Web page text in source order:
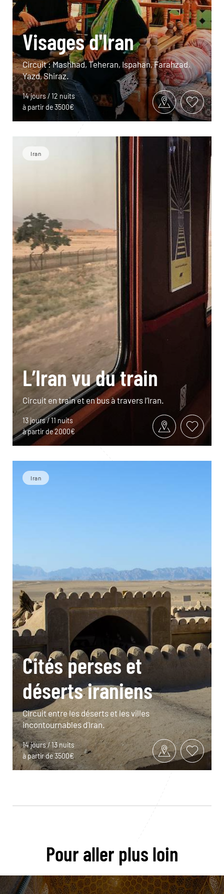
Visages d'Iran
Circuit : Mashhad, Teheran, Ispahan, Farahzad,
Yazd, Shiraz.
14 jours / 12 nuits
à partir de 3500€
Iran
L’Iran vu du train
Circuit en train et en bus à travers l’Iran.
13 jours / 11 nuits
à partir de 2000€
Iran
Cités perses et
déserts iraniens
Circuit entre les déserts et les villes
incontournables d’Iran.
14 jours / 13 nuits
à partir de 3500€
Pour aller plus loin